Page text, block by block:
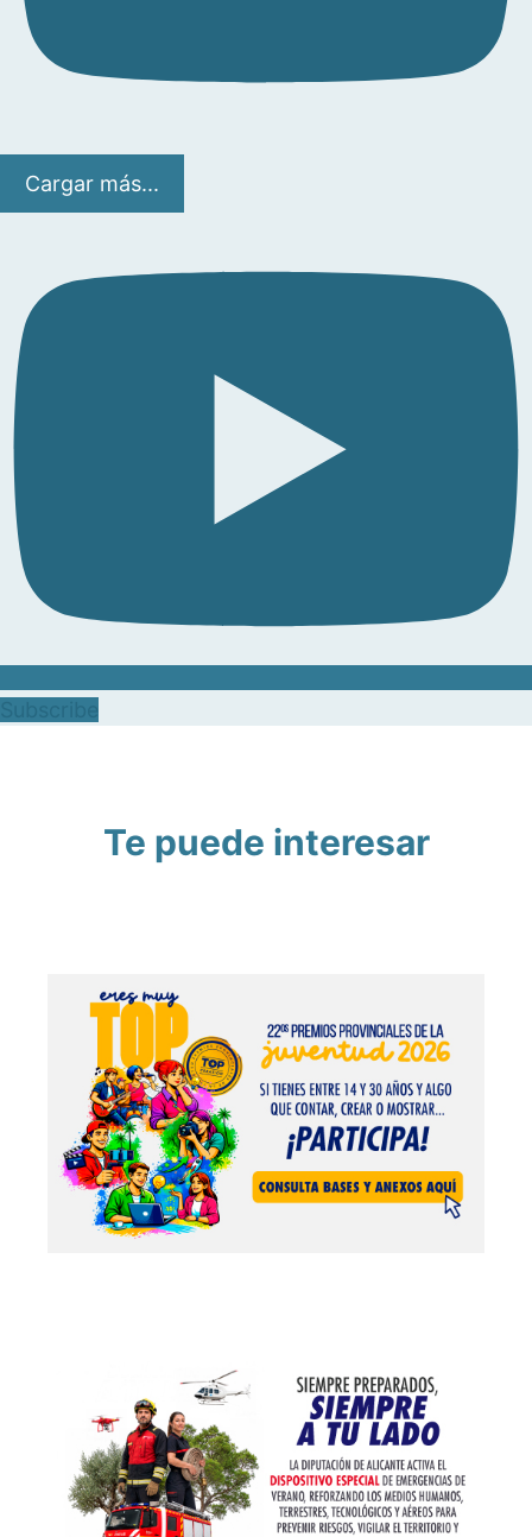
Cargar más...
Te puede interesar